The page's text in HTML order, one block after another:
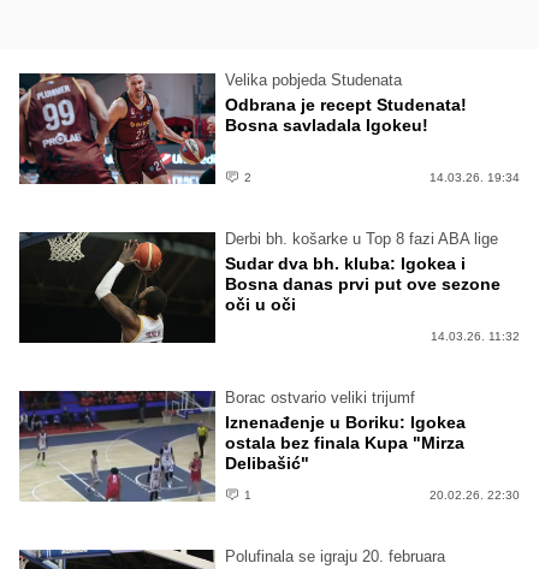
Velika pobjeda Studenata
Odbrana je recept Studenata!
Bosna savladala Igokeu!
2 14.03.26. 19:34
Derbi bh. košarke u Top 8 fazi ABA lige
Sudar dva bh. kluba: Igokea i
Bosna danas prvi put ove sezone
oči u oči
14.03.26. 11:32
Borac ostvario veliki trijumf
Iznenađenje u Boriku: Igokea
ostala bez finala Kupa "Mirza
Delibašić"
1 20.02.26. 22:30
Polufinala se igraju 20. februara